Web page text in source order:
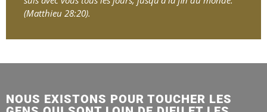
(Matthieu 28:20).
NOUS EXISTONS POUR TOUCHER LES